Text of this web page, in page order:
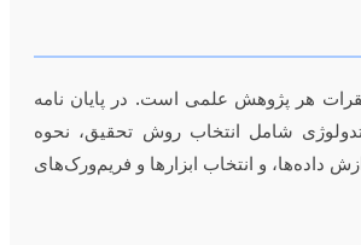
هر پژوهش علمی است. در پایان نامه
شامل انتخاب روش تحقیق، نحوه
داده‌ها، و انتخاب ابزارها و فریم‌ورک‌های